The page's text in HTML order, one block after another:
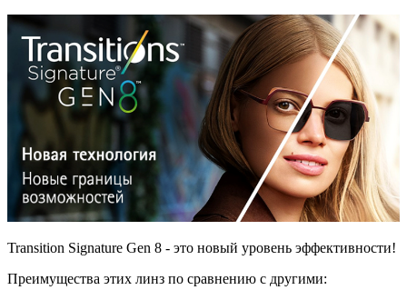
Transition Signature Gen 8 - это новый уровень эффективности!
Преимущества этих линз по сравнению с другими: